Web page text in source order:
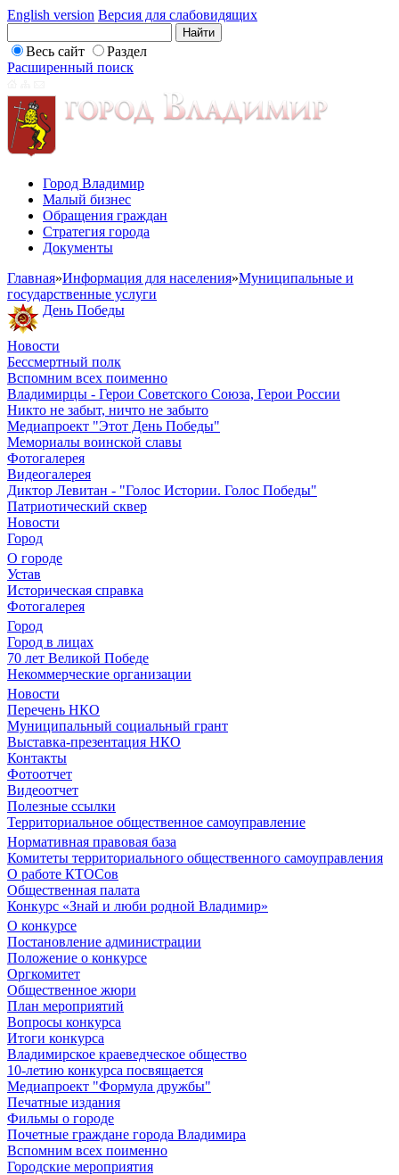
English version Версия для слабовидящих
Весь сайт
Раздел
Расширенный поиск
Город Владимир
Малый бизнес
Обращения граждан
Стратегия города
Документы
Главная»Информация для населения»Муниципальные и
государственные услуги
День Победы
Новости
Бессмертный полк
Вспомним всех поименно
Владимирцы - Герои Советского Союза, Герои России
Никто не забыт, ничто не забыто
Медиапроект "Этот День Победы"
Мемориалы воинской славы
Фотогалерея
Видеогалерея
Диктор Левитан - "Голос Истории. Голос Победы"
Патриотический сквер
Новости
Город
О городе
Устав
Историческая справка
Фотогалерея
Город
Город в лицах
70 лет Великой Победе
Некоммерческие организации
Новости
Перечень НКО
Муниципальный социальный грант
Выставка-презентация НКО
Контакты
Фотоотчет
Видеоотчет
Полезные ссылки
Территориальное общественное самоуправление
Нормативная правовая база
Комитеты территориального общественного самоуправления
О работе КТОСов
Общественная палата
Конкурс «Знай и люби родной Владимир»
О конкурсе
Постановление администрации
Положение о конкурсе
Оргкомитет
Общественное жюри
План мероприятий
Вопросы конкурса
Итоги конкурса
Владимирское краеведческое общество
10-летию конкурса посвящается
Медиапроект "Формула дружбы"
Печатные издания
Фильмы о городе
Почетные граждане города Владимира
Вспомним всех поименно
Городские мероприятия